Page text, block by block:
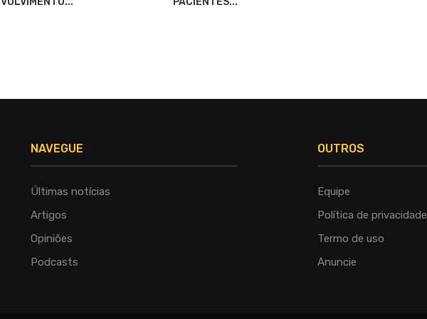
NAVEGUE
Últimas notícias
Artigos
Opiniões
Podcasts
OUTROS
Equipe
Política de privacidade
Termo de uso
Anuncie